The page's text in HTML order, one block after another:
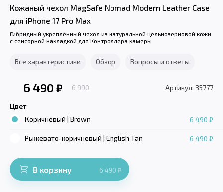
Кожаный чехол MagSafe Nomad Modern Leather Case
для iPhone 17 Pro Max
Гибридный укреплённый чехол из натуральной цельнозерновой кожи
с сенсорной накладкой для Контроллера камеры
Все характеристики Обзор Вопросы и ответы
6 490 ₽ 6 990 Артикул: 35777
Цвет
Коричневый | Brown
6 490 ₽
Рыжевато-коричневый | English Tan 6 490 ₽
В корзину 6 490 ₽